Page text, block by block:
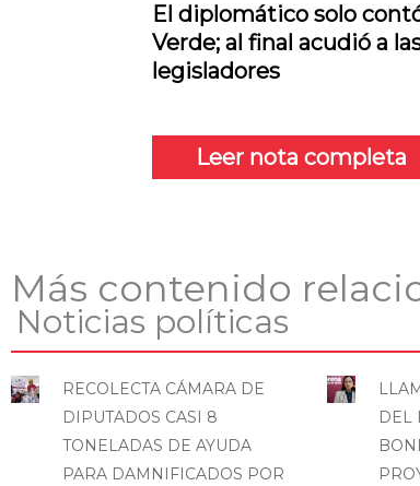
El diplomático solo
Verde; al final acudió a
legisladores
Leer nota completa
Más contenido
Noticias políticas
RECOLECTA CÁMARA DE
DIPUTADOS CASI 8
TONELADAS DE AYUDA
PARA DAMNIFICADOS POR
DEL